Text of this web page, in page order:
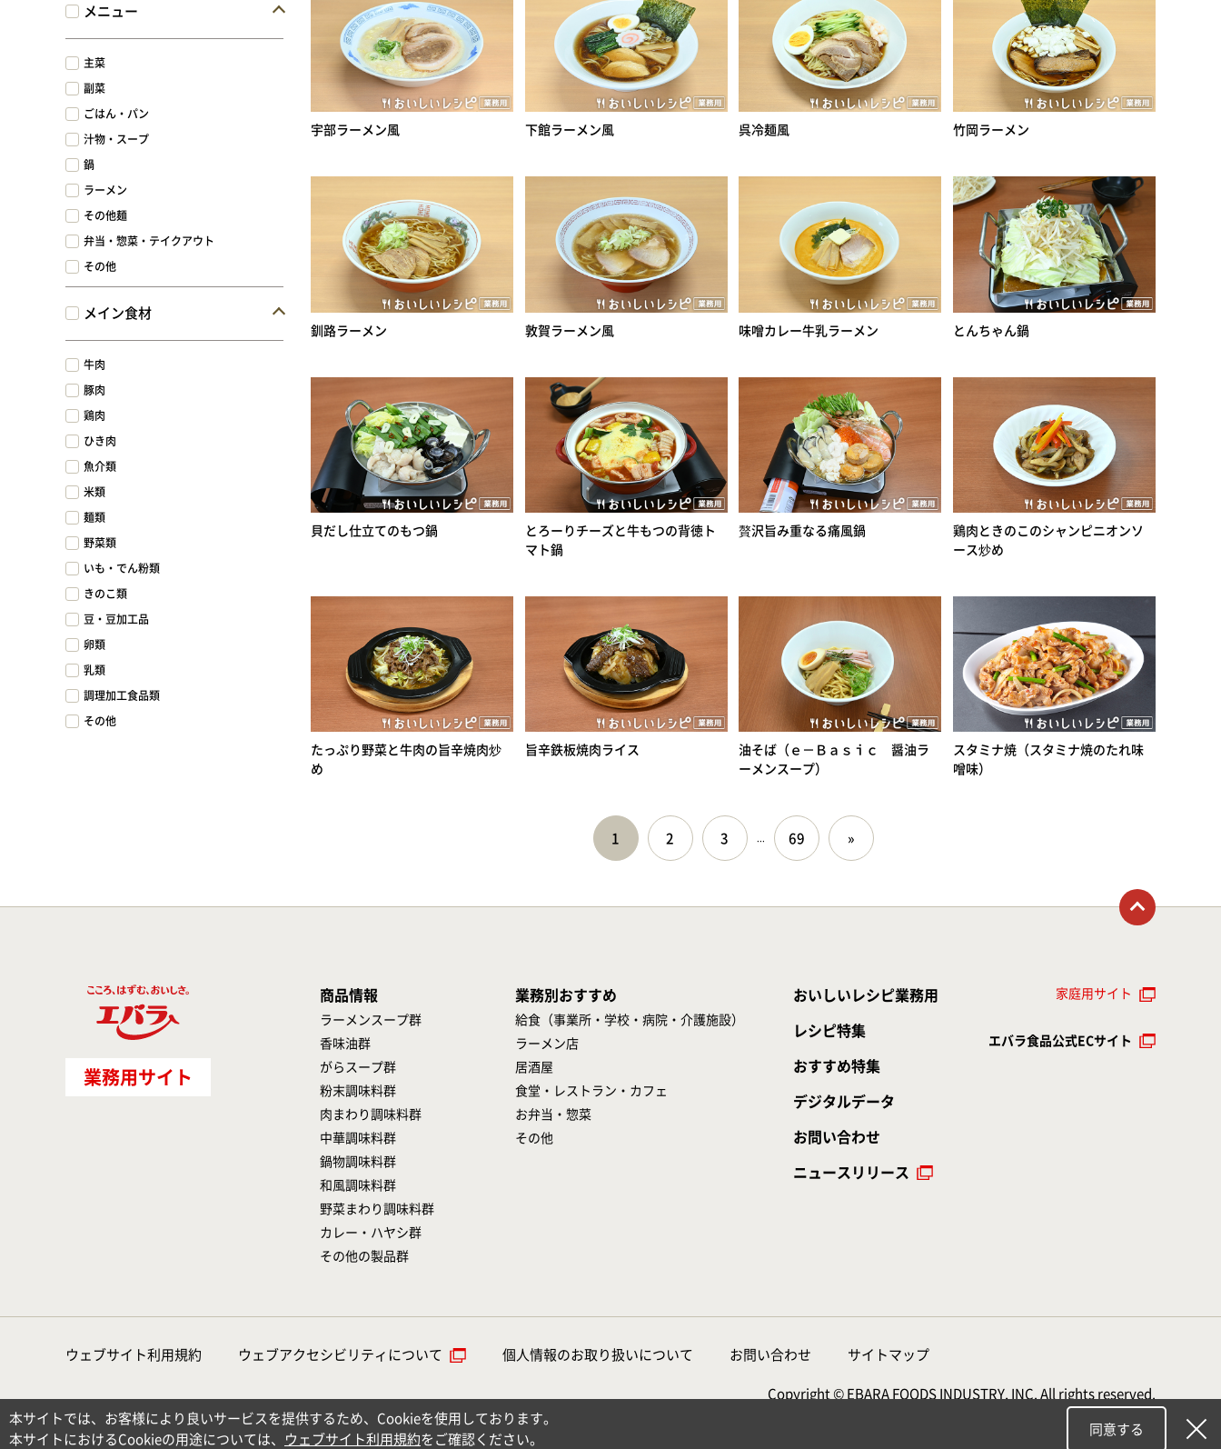
メニュー
主菜
副菜
ごはん・パン
汁物・スープ
鍋
ラーメン
その他麺
弁当・惣菜・テイクアウト
その他
メイン食材
牛肉
豚肉
鶏肉
ひき肉
魚介類
米類
麺類
野菜類
いも・でん粉類
きのこ類
豆・豆加工品
卵類
乳類
調理加工食品類
その他
宇部ラーメン風 下館ラーメン風 呉冷麺風 竹岡ラーメン
釧路ラーメン 敦賀ラーメン風 味噌カレー牛乳ラーメン とんちゃん鍋
貝だし仕立てのもつ鍋
とろーりチーズと牛もつの背徳ト
マト鍋
贅沢旨み重なる痛風鍋
鶏肉ときのこのシャンピニオンソ
ース炒め
たっぷり野菜と牛肉の旨辛焼肉炒
め
旨辛鉄板焼肉ライス
油そば（ｅ－Ｂａｓｉｃ 醤油ラ
ーメンスープ）
スタミナ焼（スタミナ焼のたれ味
噌味）
1 2 3 69 »
トップに戻る
業務用サイト
商品情報
ラーメンスープ群
香味油群
がらスープ群
粉末調味料群
肉まわり調味料群
中華調味料群
鍋物調味料群
和風調味料群
野菜まわり調味料群
カレー・ハヤシ群
その他の製品群
業務別おすすめ
給食（事業所・学校・病院・介護施設）
ラーメン店
居酒屋
食堂・レストラン・カフェ
お弁当・惣菜
その他
おいしいレシピ業務用
レシピ特集
おすすめ特集
デジタルデータ
お問い合わせ
ニュースリリース
家庭用サイト
エバラ食品公式ECサイト
ウェブサイト利用規約 ウェブアクセシビリティについて 個人情報のお取り扱いについて お問い合わせ サイトマップ
Copyright © EBARA FOODS INDUSTRY, INC. All rights reserved.
本サイトでは、お客様により良いサービスを提供するため、Cookieを使用しております。
本サイトにおけるCookieの用途については、
ウェブサイト利用規約をご確認ください。
同意する